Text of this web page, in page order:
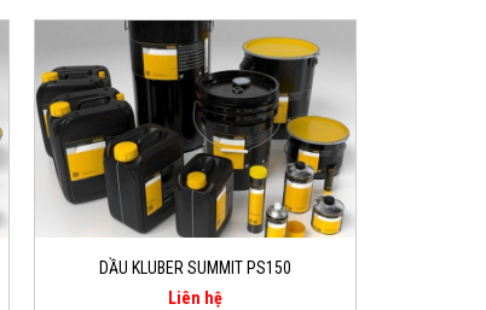
DẦU KLUBER SUMMIT PS150
Liên hệ